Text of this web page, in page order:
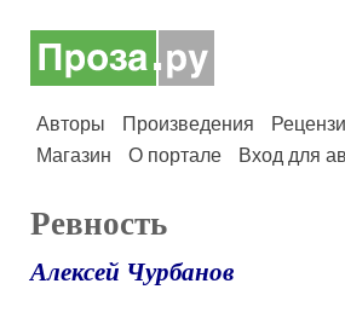
Авторы Произведения
Магазин
О портале Вход для
Ревность
Алексей Чурбанов